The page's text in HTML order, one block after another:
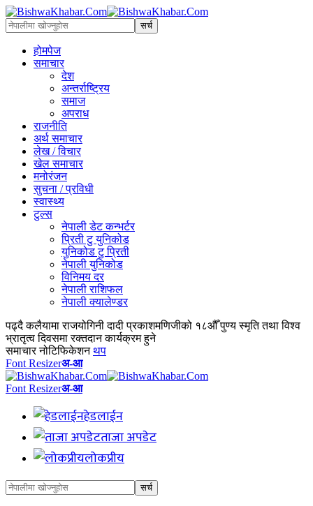
होमपेज
समाचार
देश
अन्तर्राष्ट्रिय
समाज
अपराध
राजनीति
अर्थ समाचार
लेख / विचार
खेल समाचार
मनोरंजन
सुचना / प्रविधी
स्वास्थ्य
टुल्स
नेपाली डेट कन्भर्टर
प्रिती टु युनिकोड
युनिकोड टु प्रिती
नेपाली युनिकोड
विनिमय दर
नेपाली राशिफल
नेपाली क्यालेण्डर
पढ्दै कलैयामा राजयोगिनी दादी प्रकाशमणिजीको १८औँ पुण्य स्मृति तथा विश्व
भ्रातृत्व दिवसमा रक्तदान कार्यक्रम हुने
समाचार नोटिफिकेशन थप
Font Resizerअ-आ
Font Resizerअ-आ
हेडलाईन
ताजा अपडेट
लोकप्रीय